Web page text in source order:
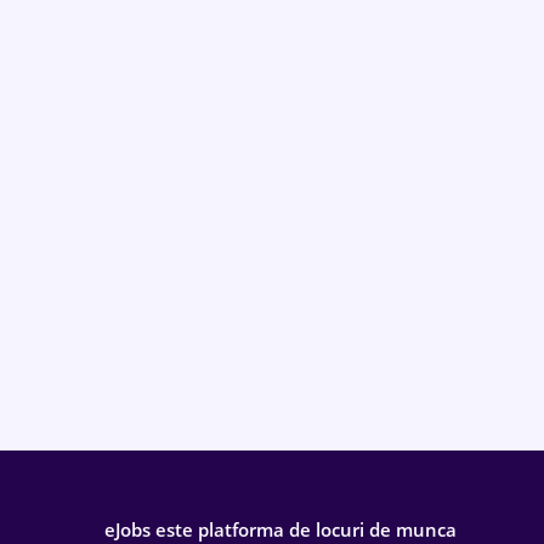
eJobs este platforma de locuri de munca